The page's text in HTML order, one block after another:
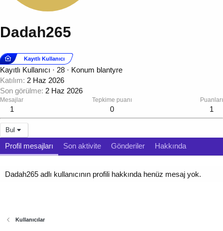
Dadah265
Kayıtlı Kullanıcı
Kayıtlı Kullanıcı · 28 · Konum blantyre
Katılım 2 Haz 2026
Son görülme 2 Haz 2026
Mesajlar
1
Tepkime puanı
0
Puanları
1
Bul
Profil mesajları Son aktivite Gönderiler Hakkında
Dadah265 adlı kullanıcının profili hakkında henüz mesaj yok.
Kullanıcılar